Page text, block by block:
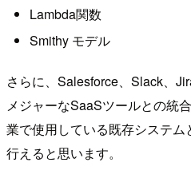
Lambda関数
Smithy モデル
さらに、Salesforce、Slack、
メジャーなSaaSツールとの統
業で使用している既存システ
行えると思います。